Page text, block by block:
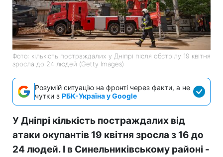
Фото: кількість постраждалих у Дніпрі після обстрілу 19 квітня
зросла до 24 людей (Getty Images)
Розумій ситуацію на фронті через факти, а не
чутки з РБК-Україна у Google
У Дніпрі кількість постраждалих від
атаки окупантів 19 квітня зросла з 16 до
24 людей. І в Синельниківському районі -